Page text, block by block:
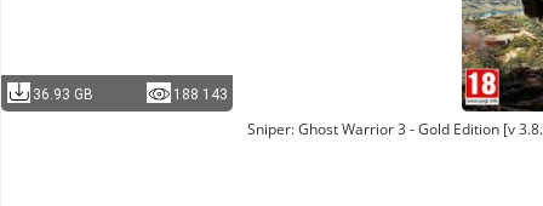
36.93 GB 188 143
Sniper: Ghost Warrior 3 - Gold Edition [v